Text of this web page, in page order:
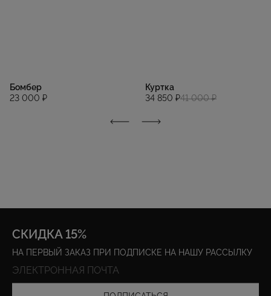
Бомбер
23 000 ₽
Куртка
34 850 ₽41 000 ₽
СКИДКА 15%
НА ПЕРВЫЙ ЗАКАЗ ПРИ ПОДПИСКЕ НА НАШУ РАССЫЛКУ